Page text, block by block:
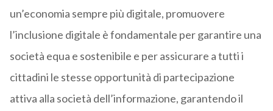
un’economia sempre più digitale, promuovere
l’inclusione digitale è fondamentale per garantire una
società equa e sostenibile e per assicurare a tutti i
cittadini le stesse opportunità di partecipazione
attiva alla società dell’informazione, garantendo il